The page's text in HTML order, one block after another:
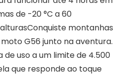
de -20 °C a 60
montanhas
G56 junto na aventura.
de uso a um limite de 4.500
que responde ao toque